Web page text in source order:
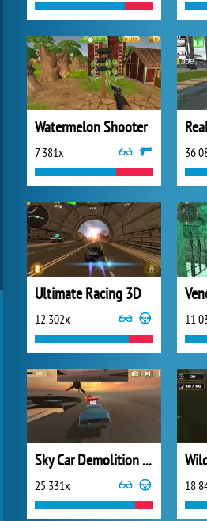
Watermelon Shooter
7 381x 36
Ultimate Racing 3D
12 302x 11
Sky Car Demolition 2019
25 331x 18